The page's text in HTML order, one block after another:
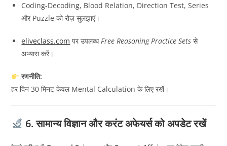
Coding-Decoding, Blood Relation, Direction Test, Series
और Puzzle को रोज़ सुलझाएं।
eliveclass.com पर उपलब्धFree Reasoning Practice Sets से
अभ्यास करें।
रणनीति:
हर दिन 30 मिनट केवल Mental Calculation के लिए रखें।
6. सामान्य विज्ञान और करंट अफेयर्स को अपडेट रखें